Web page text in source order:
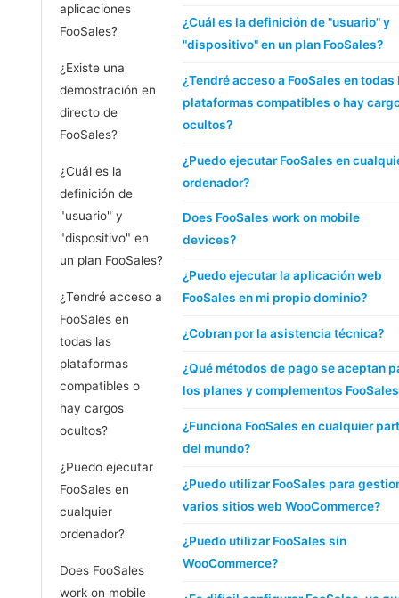
aplicaciones
FooSales?
¿Existe una
demostración en
directo de
FooSales?
¿Cuál es la
definición de
"usuario" y
"dispositivo" en
un plan FooSales?
¿Tendré acceso a
FooSales en
todas las
plataformas
compatibles o
hay cargos
ocultos?
¿Puedo ejecutar
FooSales en
cualquier
ordenador?
Does FooSales
work on mobile
¿Cuál es la definición de "usuario" y
"dispositivo" en un plan FooSales?
¿Tendré acceso a FooSales en todas
plataformas compatibles o hay
ocultos?
¿Puedo ejecutar FooSales en
ordenador?
Does FooSales work on mobile
devices?
¿Puedo ejecutar la aplicación web
FooSales en mi propio dominio?
¿Cobran por la asistencia técnica?
¿Qué métodos de pago se aceptan
los planes y complementos
¿Funciona FooSales en cualquier
del mundo?
¿Puedo utilizar FooSales para
varios sitios web WooCommerce?
¿Puedo utilizar FooSales sin
WooCommerce?